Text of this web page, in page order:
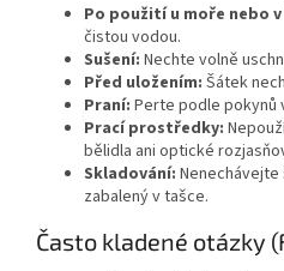
Po použití u moře nebo
čistou vodou.
Sušení: Nechte volně
Před uložením: Šátek
Praní: Perte podle pokynů
Prací prostředky:
bělidla ani optické
Skladování:
zabalený v tašce.
Často kladené otázky